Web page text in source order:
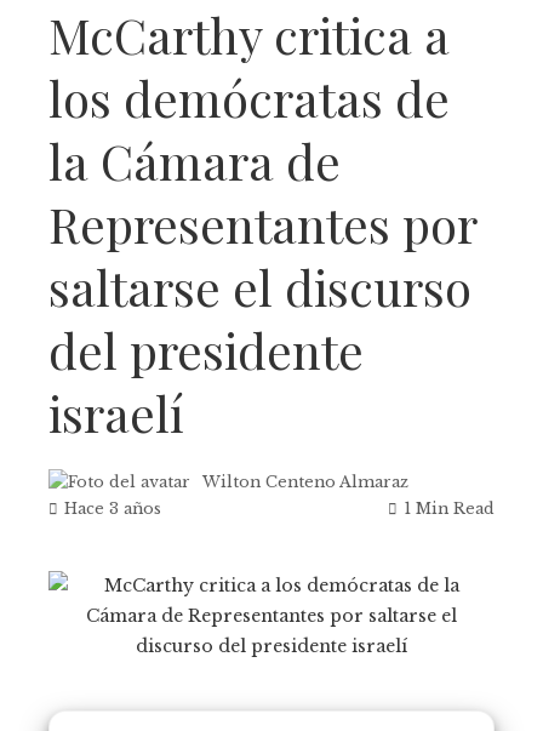
McCarthy critica a
los demócratas de
la Cámara de
Representantes por
saltarse el discurso
del presidente
israelí
Wilton Centeno Almaraz
Hace 3 años
1 Min Read